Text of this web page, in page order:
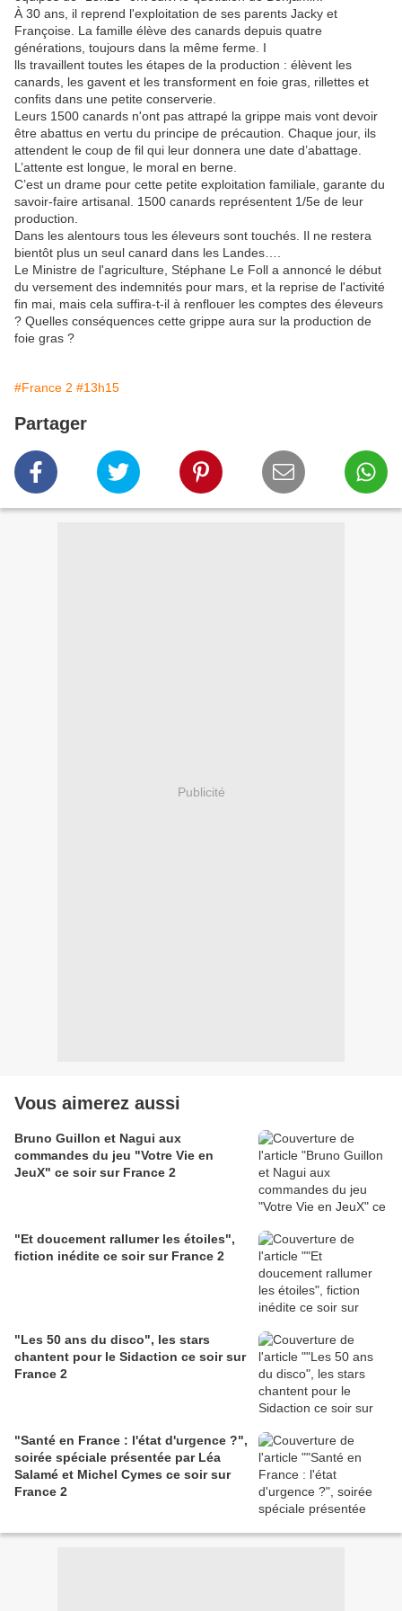
À 30 ans, il reprend l'exploitation de ses parents Jacky et
Françoise. La famille élève des canards depuis quatre
générations, toujours dans la même ferme. I
lls travaillent toutes les étapes de la production : élèvent les
canards, les gavent et les transforment en foie gras, rillettes et
confits dans une petite conserverie.
Leurs 1500 canards n'ont pas attrapé la grippe mais vont devoir
être abattus en vertu du principe de précaution. Chaque jour, ils
attendent le coup de fil qui leur donnera une date d’abattage.
L’attente est longue, le moral en berne.
C’est un drame pour cette petite exploitation familiale, garante du
savoir-faire artisanal. 1500 canards représentent 1/5e de leur
production.
Dans les alentours tous les éleveurs sont touchés. Il ne restera
bientôt plus un seul canard dans les Landes….
Le Ministre de l'agriculture, Stéphane Le Foll a annoncé le début
du versement des indemnités pour mars, et la reprise de l'activité
fin mai, mais cela suffira-t-il à renflouer les comptes des éleveurs
? Quelles conséquences cette grippe aura sur la production de
foie gras ?
#France 2 #13h15
Partager
Publicité
Vous aimerez aussi
Bruno Guillon et Nagui aux
commandes du jeu "Votre Vie en
JeuX" ce soir sur France 2
"Et doucement rallumer les étoiles",
fiction inédite ce soir sur France 2
"Les 50 ans du disco", les stars
chantent pour le Sidaction ce soir sur
France 2
"Santé en France : l'état d'urgence ?",
soirée spéciale présentée par Léa
Salamé et Michel Cymes ce soir sur
France 2